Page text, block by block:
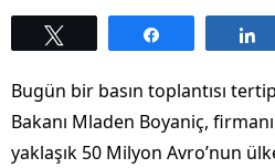
Bugün bir basın toplantısı
Bakanı Mladen Boyaniç,
yaklaşık 50 Milyon Avro’nun